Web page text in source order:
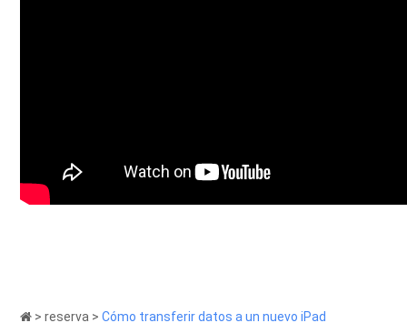
>reserva >Cómo transferir datos a un nuevo iPad